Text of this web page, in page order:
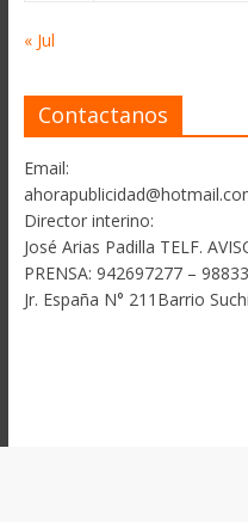
« Jul
Contactanos
Email:
Director interino:
José Arias Padilla TELF.
PRENSA: 942697277 –
Jr. España N° 211Barrio